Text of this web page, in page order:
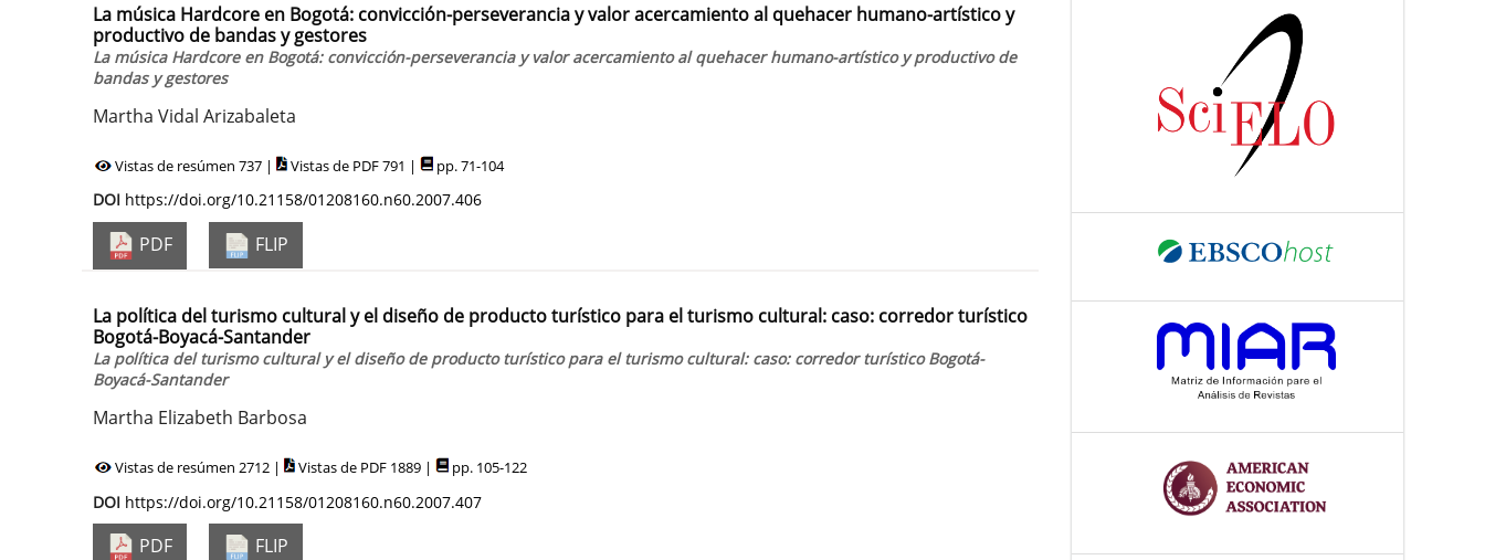
La música Hardcore en Bogotá: convicción-perseverancia y valor acercamiento al quehacer humano-artístico y
productivo de bandas y gestores
La música Hardcore en Bogotá: convicción-perseverancia y valor acercamiento al quehacer humano-artístico y productivo de
bandas y gestores
Martha Vidal Arizabaleta
Vistas de resúmen 737 | Vistas de PDF 791 | pp. 71-104
DOI https://doi.org/10.21158/01208160.n60.2007.406
PDF FLIP
La política del turismo cultural y el diseño de producto turístico para el turismo cultural: caso: corredor turístico
Bogotá-Boyacá-Santander
La política del turismo cultural y el diseño de producto turístico para el turismo cultural: caso: corredor turístico Bogotá-
Boyacá-Santander
Martha Elizabeth Barbosa
Vistas de resúmen 2712 | Vistas de PDF 1889 | pp. 105-122
DOI https://doi.org/10.21158/01208160.n60.2007.407
PDF FLIP